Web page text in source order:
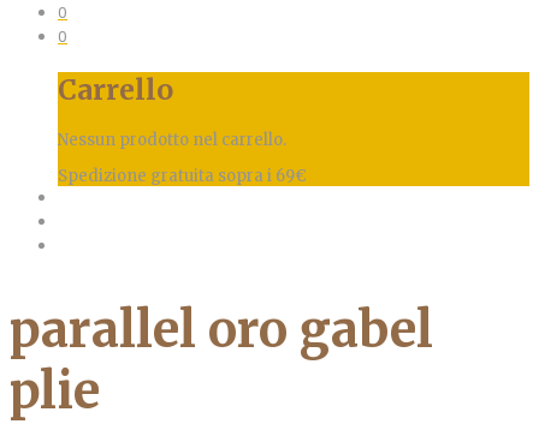
0
0
Carrello
Nessun prodotto nel carrello.
Spedizione gratuita sopra i 69€
parallel oro gabel
plie